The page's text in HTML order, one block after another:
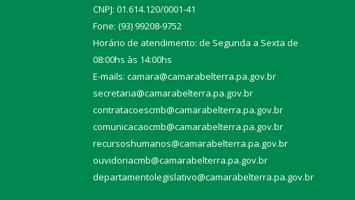
CNPJ: 01.614.120/0001-41
Fone: (93) 99208-9752
Horário de atendimento: de Segunda a Sexta de
08:00hs às 14:00hs
E-mails: camara@camarabelterra.pa.gov.br
secretaria@camarabelterra.pa.gov.br
contratacoescmb@camarabelterra.pa.gov.br
comunicacaocmb@camarabelterra.pa.gov.br
recursoshumanos@camarabelterra.pa.gov.br
ouvidoriacmb@camarabelterra.pa.gov.br
departamentolegislativo@camarabelterra.pa.gov.br